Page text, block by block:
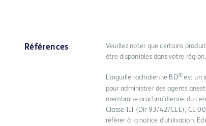
Références
Veuillez noter que certains
être disponibles dans votre
L'aiguille rachidienne BD® est un
pour administrer des agents
membrane arachnoïdienne du
Classe III (Dir 93/42/CEE), CE
référer à la notice d'utilisation.